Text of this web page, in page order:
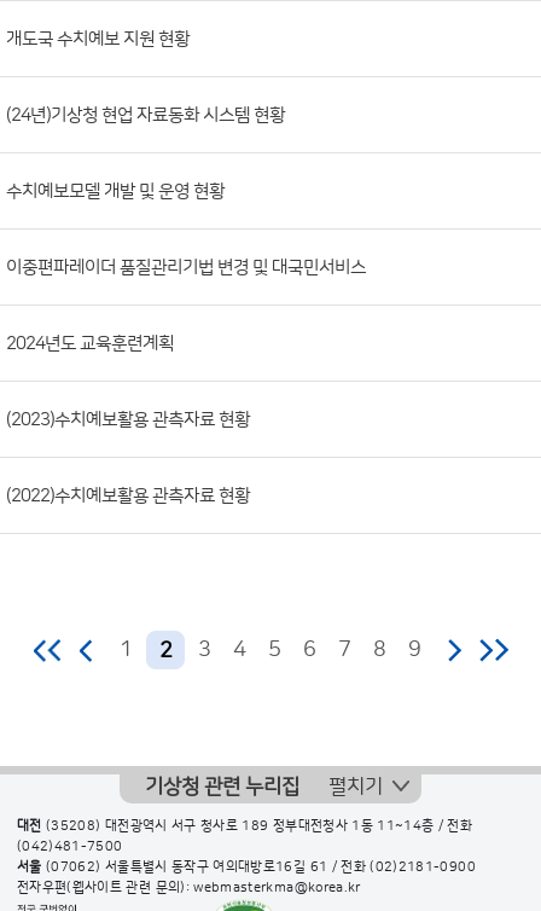
등
록
일,
회
개도국 수치예보 지원 현황
(24년)기상청 현업 자료동화 시스템 현황
수치예보모델 개발 및 운영 현황
이중편파레이더 품질관리기법 변경 및 대국민서비스
2024년도 교육훈련계획
(2023)수치예보활용 관측자료 현황
(2022)수치예보활용 관측자료 현황
1 2 3 4 5 6 7 8 9
기상청 관련 누리집 펼치기
대전 (35208) 대전광역시 서구 청사로 189 정부대전청사 1동 11~14층 / 전화
(042)481-7500
서울 (07062) 서울특별시 동작구 여의대방로16길 61 / 전화(02)2181-0900
전자우편(웹사이트 관련 문의): webmasterkma@korea.kr